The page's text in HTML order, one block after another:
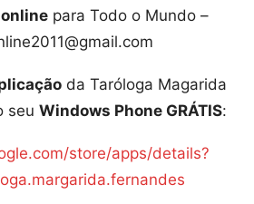
para Todo o Mundo –
da Taróloga Magarida
seu Windows Phone GRÁTIS:
store/apps/details?